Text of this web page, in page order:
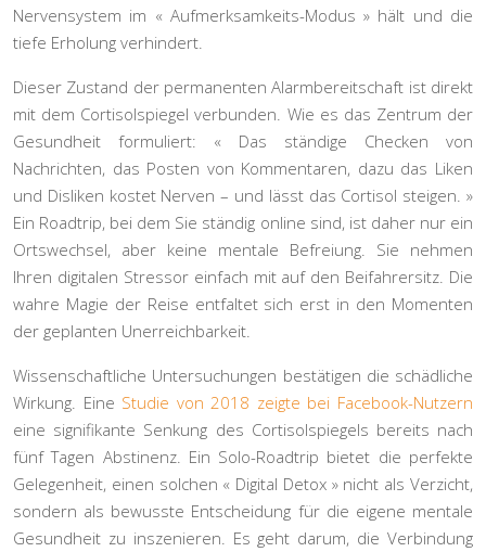
Nervensystem im « Aufmerksamkeits-Modus » hält und die
tiefe Erholung verhindert.
Dieser Zustand der permanenten Alarmbereitschaft ist direkt
mit dem Cortisolspiegel verbunden. Wie es das Zentrum der
Gesundheit formuliert: « Das ständige Checken von
Nachrichten, das Posten von Kommentaren, dazu das Liken
und Disliken kostet Nerven – und lässt das Cortisol steigen. »
Ein Roadtrip, bei dem Sie ständig online sind, ist daher nur ein
Ortswechsel, aber keine mentale Befreiung. Sie nehmen
Ihren digitalen Stressor einfach mit auf den Beifahrersitz. Die
wahre Magie der Reise entfaltet sich erst in den Momenten
der geplanten Unerreichbarkeit
Wissenschaftliche Untersuchungen bestätigen die schädliche
Wirkung. Eine Studie von 2018 zeigte bei Facebook-Nutzern
eine signifikante Senkung des Cortisolspiegels bereits nach
fünf Tagen Abstinenz. Ein Solo-Roadtrip bietet die perfekte
Gelegenheit, einen solchen « Digital Detox » nicht als Verzicht,
sondern als bewusste Entscheidung für die eigene mentale
Gesundheit zu inszenieren. Es geht darum, die Verbindung